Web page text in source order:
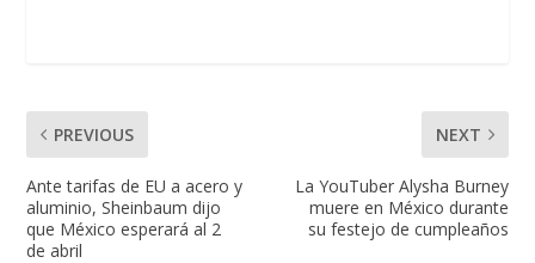
PREVIOUS
Ante tarifas de EU a acero y
aluminio, Sheinbaum dijo
que México esperará al 2
de abril
NEXT
La YouTuber Alysha Burney
muere en México durante
su festejo de cumpleaños